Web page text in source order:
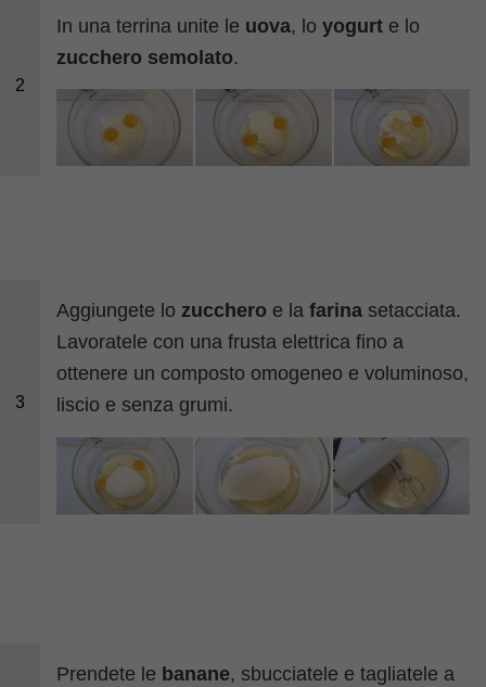
2
In una terrina unite le uova, loyogurt e lo
zucchero semolato.
3
Aggiungete lozucchero e lafarina setacciata.
Lavoratele con una frusta elettrica fino a
ottenere un composto omogeneo e voluminoso,
liscio e senza grumi.
Prendete le banane, sbucciatele e tagliatele a